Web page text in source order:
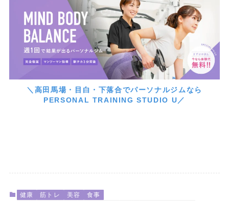
＼高田馬場・目白・下落合でパーソナルジムなら
PERSONAL TRAINING STUDIO U／
健康 筋トレ 美容
食事